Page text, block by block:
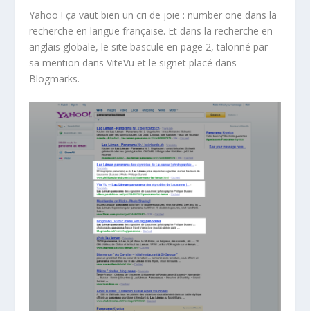
Yahoo ! ça vaut bien un cri de joie : number one dans la
recherche en langue française. Et dans la recherche en
anglais globale, le site bascule en page 2, talonné par
sa mention dans ViteVu et le signet placé dans
Blogmarks.